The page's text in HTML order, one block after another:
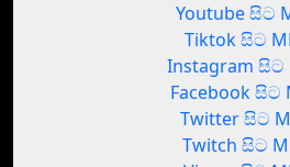
Youtube සිට
Tiktok සිට
Instagram සිට
Facebook සිට
Twitter සිට
Twitch සිට